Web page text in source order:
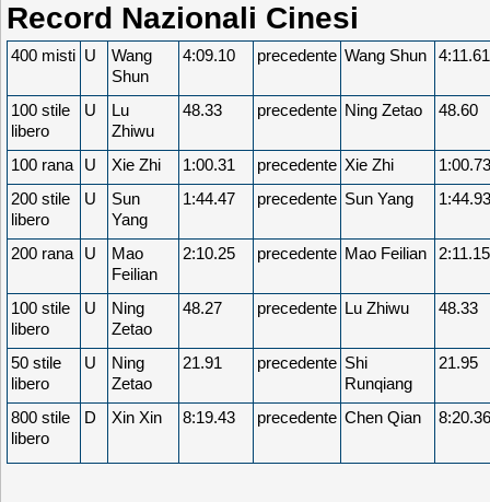
Record Nazionali Cinesi
400 misti U
Wang
Shun
4:09.10 precedente Wang Shun 4:11.61
100 stile
libero
U
Lu
Zhiwu
48.33 precedente Ning Zetao 48.60
100 rana U Xie Zhi 1:00.31 precedente Xie Zhi
1:00.73
200 stile
libero
U
Sun
Yang
1:44.47 precedente Sun Yang 1:44.93
200 rana U
Mao
Feilian
2:10.25 precedente Mao Feilian 2:11.15
100 stile
libero
U
Ning
Zetao
48.27 precedente Lu Zhiwu 48.33
50 stile
libero
U
Ning
Zetao
21.91 precedente Shi
Runqiang
21.95
800 stile
libero
D Xin Xin 8:19.43 precedente Chen Qian 8:20.36